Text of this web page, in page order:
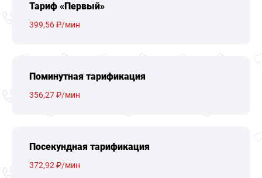
Тариф «Первый»
399,56 ₽/мин
Поминутная тарификация
356,27 ₽/мин
Посекундная тарификация
372,92 ₽/мин